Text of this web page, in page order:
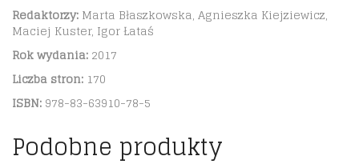
Redaktorzy: Marta Błaszkowska, Agnieszka Kiejziewicz,
Maciej Kuster, Igor Łataś
Rok wydania: 2017
Liczba stron: 170
ISBN: 978-83-63910-78-5
Podobne produkty